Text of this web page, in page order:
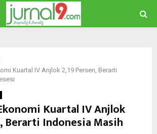
Kuartal IV Anjlok 2,19 Persen, Berarti
Kuartal IV Anjlok
Berarti Indonesia Masih